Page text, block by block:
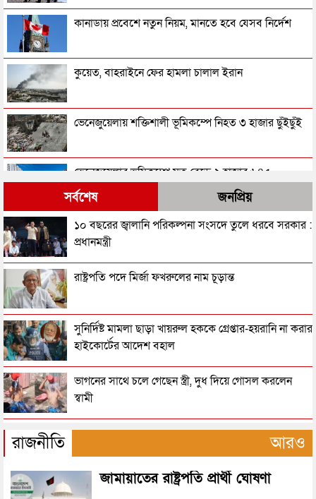
কানাডায় প্রবেশে নতুন নিয়ম, মানতে হবে যেসব নির্দেশ
কুয়েত, বাহরাইনে ফের হামলা চালাল ইরান
ভেনেজুয়েলায় শক্তিশালী ভূমিকম্পে নিহত ৩ হাজার ছুঁইছুঁই
ভেনেজুয়েলার ভূমিকম্পে মৃত বেড়ে ২ হাজার ৬৪৫
ভূমিকম্পে মৃত্যু বেড়ে ১৯৪৩
আফগানিস্তান সীমান্তে পাকিস্তানের হামলা, নিহত ২৯
বিমান দুর্ঘটনায় প্রাণ গেল ১১ জনের
ইতালিতে কোম্পানীগঞ্জের একই পরিবারের ৩ জনকে হত্যা
ভেনেজুয়েলায় ভূমিকম্প : ৩২ জনের মরদেহ উদ্ধার, আহত
ভেনেজুয়েলায় শক্তিশালী জোড়া ভূমিকম্প, ১ লাখের বেশি
মানুষের মৃত্যুর শঙ্কা
সর্বশেষ জনপ্রিয়
১০ বছরের জ্বালানি পরিকল্পনা সংসদে তুলে ধরবে সরকার :
প্রধানমন্ত্রী
রাষ্ট্রপতি পদে মির্জা ফখরুলের নাম চূড়ান্ত
সুনির্দিষ্ট মামলা ছাড়া খায়রুল হককে গ্রেপ্তার-হয়রানি না করার
হাইকোর্টের আদেশ বহাল
ভাগনের সাথে চলে গেছেন স্ত্রী, দুধ দিয়ে গোসল করলেন
স্বামী
সিলেটে পুলিশের অ্যাকশন, ৪৮ জন গ্রেপ্তার
সিলেটে সেই দুই বাস চালকের বিরুদ্ধে মামলা
রাজনীতি আরও
জামায়াতের রাষ্ট্রপতি প্রার্থী ঘোষণা